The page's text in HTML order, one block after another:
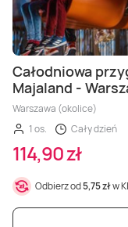
Całodniowa
Majaland -
Warszawa (okolice)
1 os.
Cały dzień
114,90 zł
Odbierz od5,75 złw